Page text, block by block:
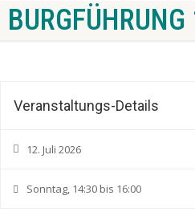
Veranstaltungs-Details
12. Juli 2026
Sonntag, 14:30 bis 16:00